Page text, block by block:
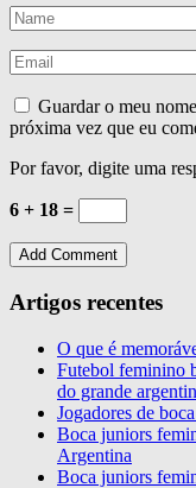
Guardar o meu
próxima vez que eu
Por favor, digite uma
6 + 18 =
Artigos recentes
O que é
Futebol feminino
do grande
Jogadores de
Boca juniors
Argentina
Boca juniors